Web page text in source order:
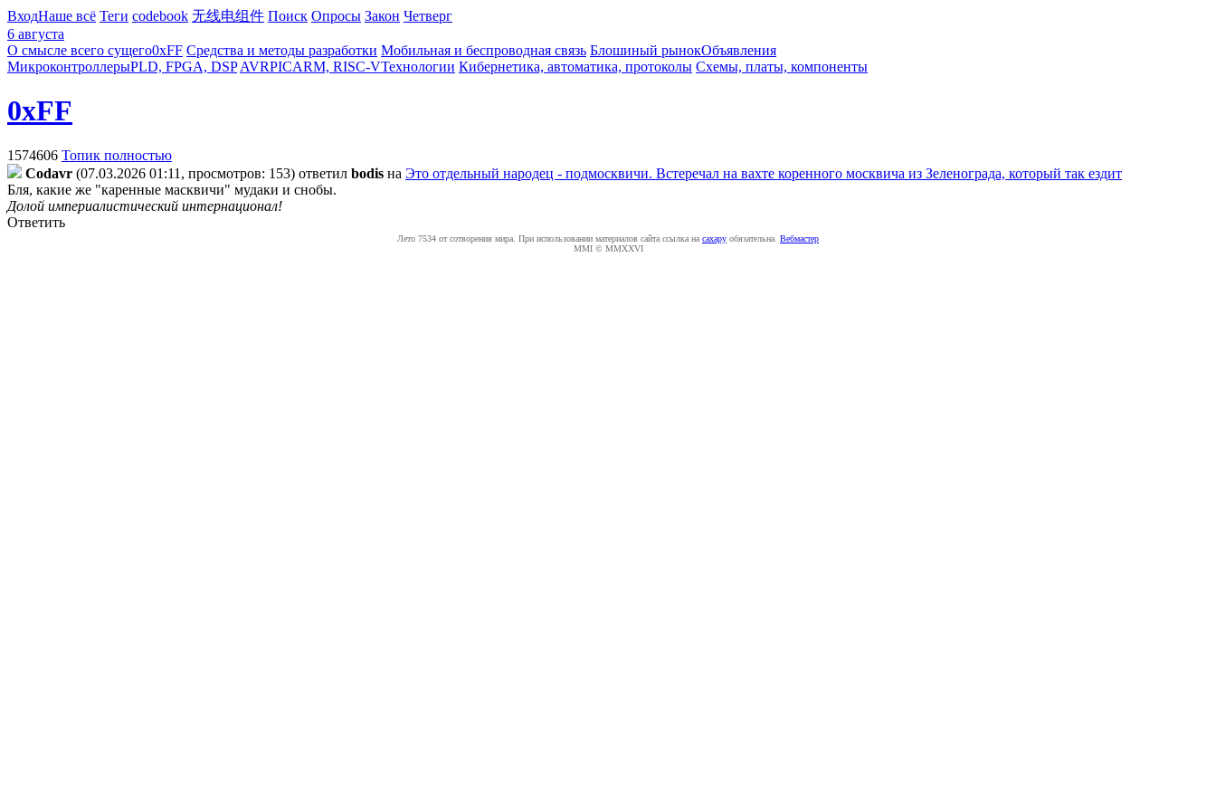
ВходНаше всё Теги codebook 无线电组件 Поиск Опросы Закон Четверг
6 августа
О смысле всего сущего0xFF Средства и методы разработки Мобильная и беспроводная связь Блошиный рынокОбъявления
МикроконтроллерыPLD, FPGA, DSP AVRPICARM, RISC-VТехнологии Кибернетика, автоматика, протоколы Схемы, платы, компоненты
0xFF
1574606 Топик полностью
Codavr (07.03.2026 01:11, просмотров: 153) ответил bodis на Это отдельный народец - подмосквичи. Встеречал на вахте коренного москвича из Зеленограда, который так ездит
Бля, какие же "каренные масквичи" мудаки и снобы.
Долой империалистический интернационал!
Ответить
Лето 7534 от сотворения мира. При использовании материалов сайта ссылка на caxapу обязательна. Вебмастер
MMI © MMXXVI